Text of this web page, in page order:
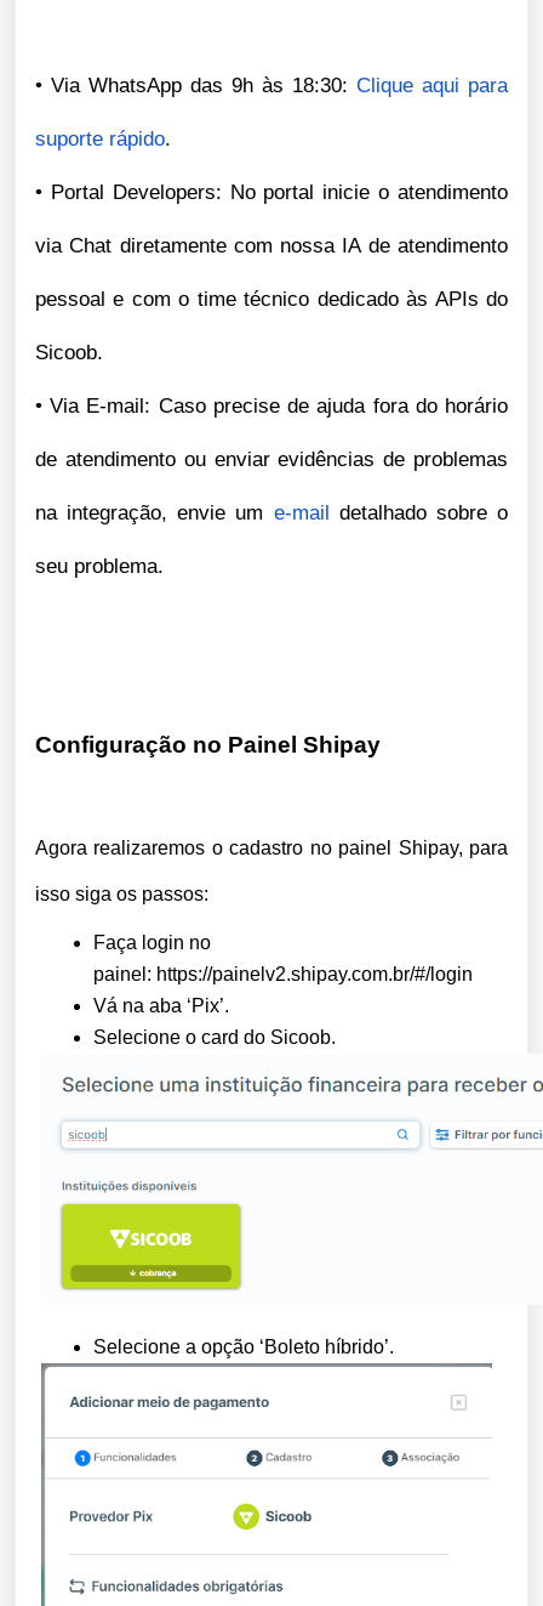
• Via WhatsApp das 9h às 18:30: Clique aqui para
suporte rápido.
• Portal Developers: No portal inicie o atendimento
via Chat diretamente com nossa IA de atendimento
pessoal e com o time técnico dedicado às APIs do
Sicoob.
• Via E-mail: Caso precise de ajuda fora do horário
de atendimento ou enviar evidências de problemas
na integração, envie um e-mail detalhado sobre o
seu problema.
Configuração no Painel Shipay
Agora realizaremos o cadastro no painel Shipay, para
isso siga os passos:
Faça login no
painel: https://painelv2.shipay.com.br/#/login
Vá na aba ‘Pix’.
Selecione o card do Sicoob.
Selecione a opção ‘Boleto híbrido’.